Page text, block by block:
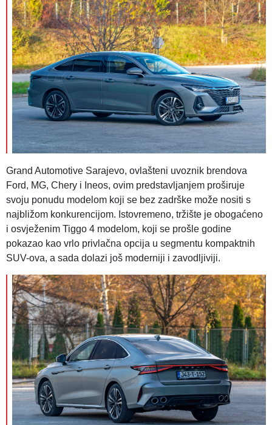
Grand Automotive Sarajevo, ovlašteni uvoznik brendova
Ford, MG, Chery i Ineos, ovim predstavljanjem proširuje
svoju ponudu modelom koji se bez zadrške može nositi s
najbližom konkurencijom. Istovremeno, tržište je obogaćeno
i osvježenim Tiggo 4 modelom, koji se prošle godine
pokazao kao vrlo privlačna opcija u segmentu kompaktnih
SUV-ova, a sada dolazi još moderniji i zavodljiviji.